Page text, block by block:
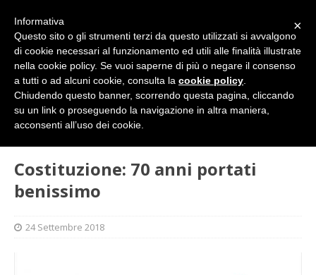
L'ALTRA PAGINA
Costituzione: 70 anni portati
benissimo
Costituzione: 70 anni portati
benissimo
24 Settembre 2018
×
Informativa
Questo sito o gli strumenti terzi da questo utilizzati si avvalgono
di cookie necessari al funzionamento ed utili alle finalità illustrate
nella cookie policy. Se vuoi saperne di più o negare il consenso
a tutti o ad alcuni cookie, consulta la cookie policy
Chiudendo questo banner, scorrendo questa pagina, cliccando
su un link o proseguendo la navigazione in altra maniera,
acconsenti all’uso dei cookie.